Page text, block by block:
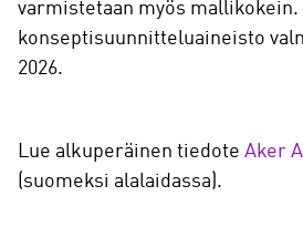
varmistetaan myös
konseptisuunnitteluaineisto
2026.
Lue alkuperäinen tiedote Aker
(suomeksi alalaidassa).